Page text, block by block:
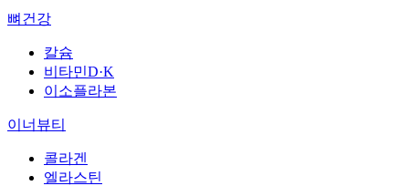
뼈건강
칼슘
비타민D·K
이소플라본
이너뷰티
콜라겐
엘라스틴